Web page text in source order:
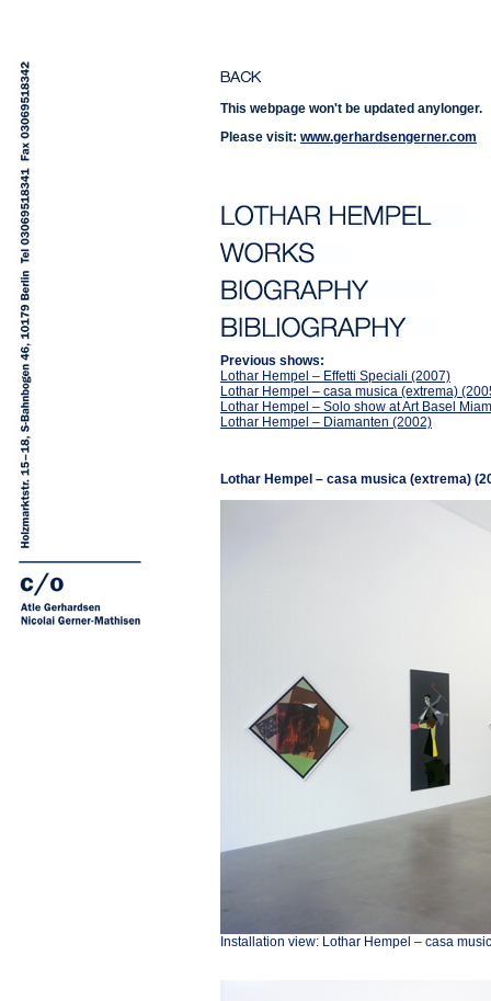
This webpage won't be updated anylonger.
Please visit: www.gerhardsengerner.com
Previous shows:
Lothar Hempel – Effetti Speciali (2007)
Lothar Hempel – casa musica (extrema)
Lothar Hempel – Solo show at Art Basel
Lothar Hempel – Diamanten (2002)
Lothar Hempel – casa musica (extrema)
Installation view: Lothar Hempel – casa